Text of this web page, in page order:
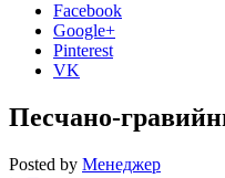
Facebook
Google+
Pinterest
VK
Песчано-
Posted by Менеджер